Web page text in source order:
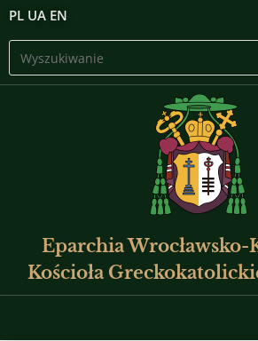
PL UA EN
Eparchia Wrocławsko-
Kościoła